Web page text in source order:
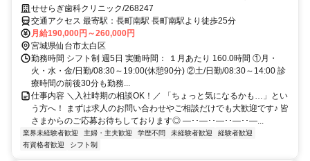
ック】月給19万～26万円/賞与2.5ヶ月/未経験OK/週休二日
せせらぎ歯科クリニック/268247
交通アクセス 最寄駅：長町南駅 長町南駅より徒歩25分
月給190,000円～260,000円
宮城県仙台市太白区
勤務時間 シフト制 週5日 実働時間： １月あたり 160.0時間 ①月・
火・水・金/日勤/08:30～19:00(休憩90分) ②土/日勤/08:30～14:00 診
療時間の前後30分も勤務...
仕事内容 ＼入社時期の相談OK！／ 「ちょっと気になるかも…」とい
う方へ！ まずは求人のお問い合わせやご相談だけでも大歓迎です♪ 皆
さまからのご応募お待ちしております◎ ―･･―･･―･･―･･―...
業界未経験者歓迎 主婦・主夫歓迎 学歴不問 未経験者歓迎
経験者歓迎
有資格者歓迎
シフト制